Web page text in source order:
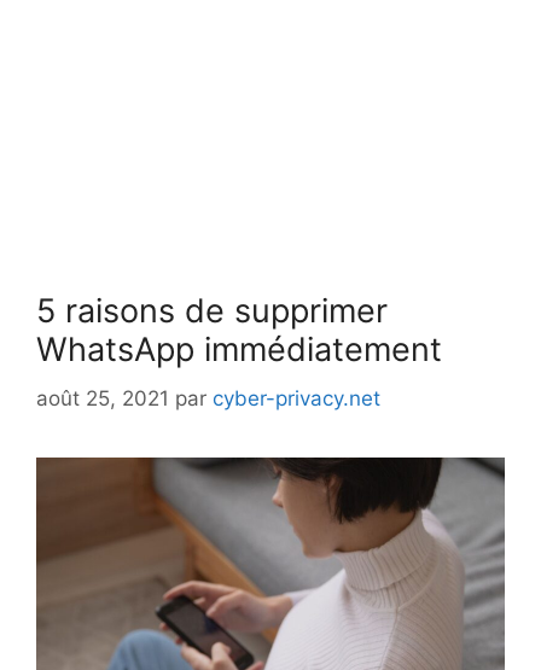
5 raisons de supprimer
WhatsApp immédiatement
août 25, 2021 par cyber-privacy.net